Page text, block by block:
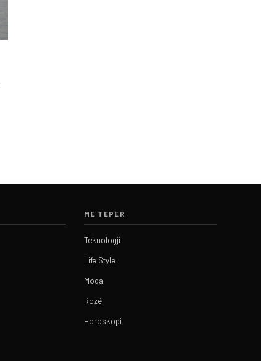
MË TEPËR
Teknologji
Life Style
Moda
Rozë
Horoskopi